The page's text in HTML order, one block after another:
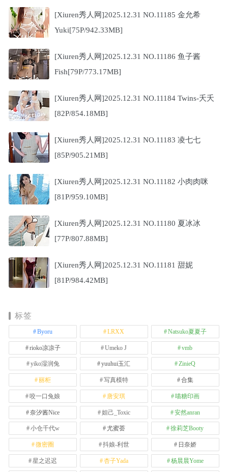
[Xiuren秀人网]2025.12.31 NO.11185 金允希
Yuki[75P/942.33MB]
[Xiuren秀人网]2025.12.31 NO.11186 鱼子酱
Fish[79P/773.17MB]
[Xiuren秀人网]2025.12.31 NO.11184 Twins-夭夭
[82P/854.18MB]
[Xiuren秀人网]2025.12.31 NO.11183 凌七七
[85P/905.21MB]
[Xiuren秀人网]2025.12.31 NO.11182 小肉肉咪
[81P/959.10MB]
[Xiuren秀人网]2025.12.31 NO.11180 夏冰冰
[77P/807.88MB]
[Xiuren秀人网]2025.12.31 NO.11181 甜妮
[81P/984.42MB]
标签
Byoru LRXX Natsuko夏夏子
rioko凉凉子 Umeko J vmb
yiko湿润兔 yuuhui玉汇 ZinieQ
丽柜 写真模特 合集
咬一口兔娘 唐安琪 喵糖印画
奈汐酱Nice 妲己_Toxic 安然anran
小仓千代w 尤蜜荟 徐莉芝Booty
微密圈 抖娘-利世 日奈娇
星之迟迟 杏子Yada 杨晨晨Yome